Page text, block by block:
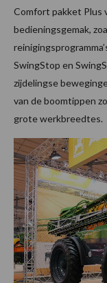
Comfort pakket Plus
bedieningsgemak,
SwingStop en
zijdelingse
van de boomtippen
grote werkbreedtes.